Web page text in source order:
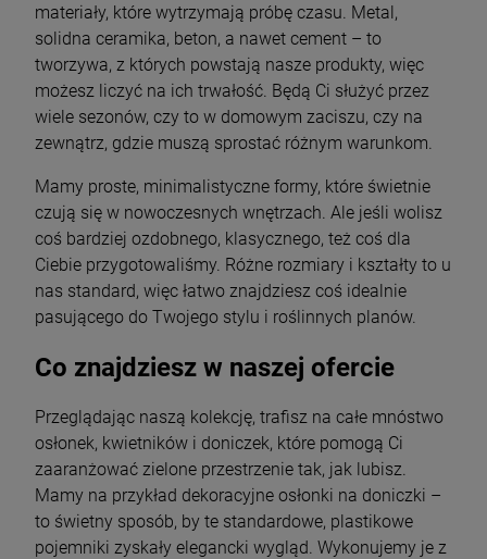
materiały, które wytrzymają próbę czasu. Metal,
solidna ceramika, beton, a nawet cement – to
tworzywa, z których powstają nasze produkty, więc
możesz liczyć na ich trwałość. Będą Ci służyć przez
wiele sezonów, czy to w domowym zaciszu, czy na
zewnątrz, gdzie muszą sprostać różnym warunkom.
Mamy proste, minimalistyczne formy, które świetnie
czują się w nowoczesnych wnętrzach. Ale jeśli wolisz
coś bardziej ozdobnego, klasycznego, też coś dla
Ciebie przygotowaliśmy. Różne rozmiary i kształty to u
nas standard, więc łatwo znajdziesz coś idealnie
pasującego do Twojego stylu i roślinnych planów.
Co znajdziesz w naszej ofercie
Przeglądając naszą kolekcję, trafisz na całe mnóstwo
osłonek, kwietników i doniczek, które pomogą Ci
zaaranżować zielone przestrzenie tak, jak lubisz.
Mamy na przykład dekoracyjne osłonki na doniczki –
to świetny sposób, by te standardowe, plastikowe
pojemniki zyskały elegancki wygląd. Wykonujemy je z